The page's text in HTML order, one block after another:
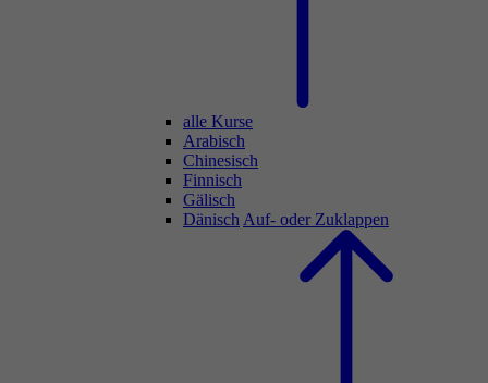
alle Kurse
Arabisch
Chinesisch
Finnisch
Gälisch
Dänisch Auf- oder Zuklappen